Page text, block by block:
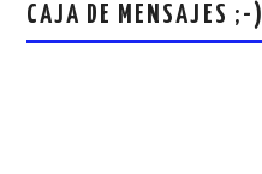
CAJA DE MENSAJES ;-)